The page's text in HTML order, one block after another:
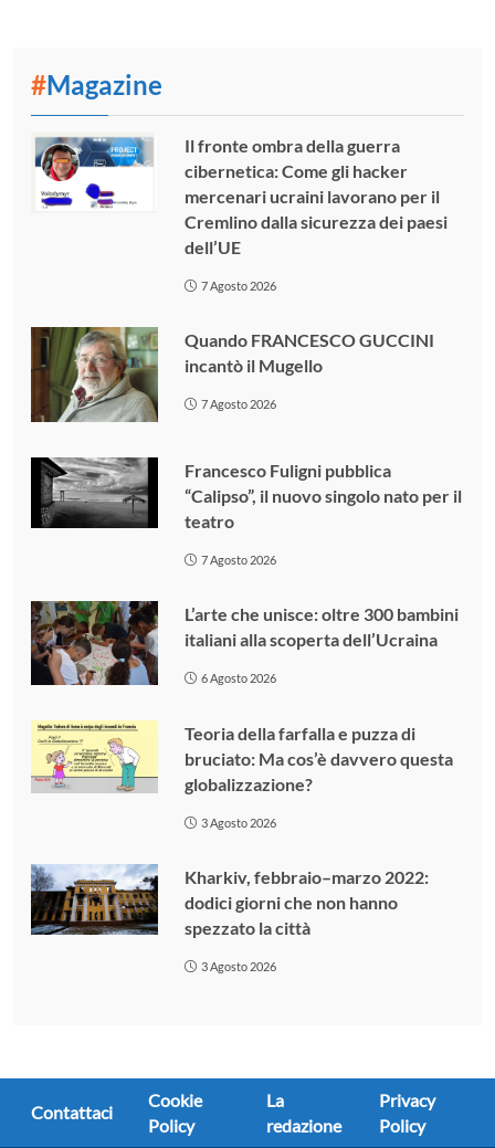
#Magazine
Il fronte ombra della guerra
cibernetica: Come gli hacker
mercenari ucraini lavorano per il
Cremlino dalla sicurezza dei paesi
dell’UE
7 Agosto 2026
Quando FRANCESCO GUCCINI
incantò il Mugello
7 Agosto 2026
Francesco Fuligni pubblica
“Calipso”, il nuovo singolo nato per il
teatro
7 Agosto 2026
L’arte che unisce: oltre 300 bambini
italiani alla scoperta dell’Ucraina
6 Agosto 2026
Teoria della farfalla e puzza di
bruciato: Ma cos’è davvero questa
globalizzazione?
3 Agosto 2026
Kharkiv, febbraio–marzo 2022:
dodici giorni che non hanno
spezzato la città
3 Agosto 2026
Contattaci
Cookie
Policy
La
redazione
Privacy
Policy